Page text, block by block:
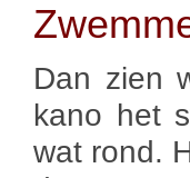
Dan zien
kano het
wat rond.